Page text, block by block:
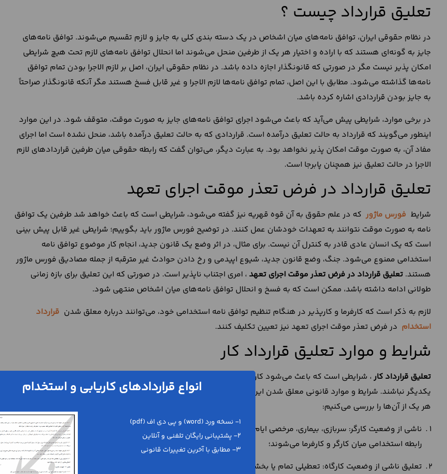
تعلیق قرارداد چیست ؟
در نظام حقوقی ایران، توافق نامه‌های میان اشخاص در یک دسته بندی کلی به جایز و لازم تقسیم می‌شوند. توافق نامه‌های
جایز به گونه‌ای هستند که با اراده و اختیار هر یک از طرفین منحل می‌شوند اما انحلال توافق نامه‌های لازم تحت هیچ شرایطی
امکان پذیر نیست مگر در صورتی که قانونگذار اجازه داده باشد. در نظام حقوقی ایران، اصل بر لازم الاجرا بودن تمام توافق
نامه‌ها گذاشته می‌شود. مطابق با این اصل، تمام توافق نامه‌ها لازم الاجرا و غیر قابل فسخ هستند مگر آنکه قانونگذار صراحتاً
به جایز بودن قراردادی اشاره کرده باشد.
در برخی موارد، شرایطی پیش می‌آید که باعث می‌شود اجرای توافق نامه‌های جایز به صورت موقت، متوقف شود. در این موارد
اینطور می‌گویند که قرارداد به حالت تعلیق درآمده است. قراردادی که به حالت تعلیق درآمده باشد، منحل نشده است اما اجرای
مفاد آن، به صورت موقت امکان پذیر نخواهد بود. به عبارت دیگر، می‌توان گفت که رابطه حقوقی میان طرفین قراردادهای لازم
الاجرا در حالت تعلیق نیز همچنان پابرجا است.
تعلیق قرارداد در فرض تعذر موقت اجرای تعهد
شرایط فورس ماژور که در علم حقوق به آن قوه قهریه نیز گفته می‌شود، شرایطی است که باعث خواهد شد طرفین یک توافق
نامه به صورت موقت نتوانند به تعهدات خودشان عمل کنند. در توضیح فورس ماژور باید بگوییم؛ شرایطی غیر قابل پیش بینی
است که یک انسان عادی قادر به کنترل آن نیست. برای مثال، در اثر وضع یک قانون جدید، انجام کار موضوع توافق نامه
استخدامی ممنوع می‌شود. جنگ، وضع قانون جدید، شیوع اپیدمی و رخ دادن حوادث غیر مترقبه از جمله مصادیق فورس ماژور
هستند. تعلیق قرارداد در فرض تعذر موقت اجرای تعهد ، امری اجتناب ناپذیر است. در صورتی که این تعلیق برای بازه زمانی
طولانی ادامه داشته باشد، ممکن است که به فسخ و انحلال توافق نامه‌های میان اشخاص منتهی شود.
لازم به ذکر است که کارفرما و کارپذیر در هنگام تنظیم توافق نامه استخدامی خود، می‌توانند درباره معلق شدن قرارداد
استخدام در فرض تعذر موقت اجرای تعهد نیز تعیین تکلیف کنند.
شرایط و موارد تعلیق قرارداد کار
تعلیق قرارداد کار ، شرایطی است که باعث می‌شود کارگر و کارفرما به صورت موقت قادر به ایفاء تعهدات و تکالیف خود در برابر
یکدیگر نباشند. شرایط و موارد قانونی معلق شدن این توافق نامه می‌تواند ناشی از عوامل قانونی مختلفی باشد که در ادامه،
هر یک از آن‌ها را بررسی می‌کنیم:
ناشی از وضعیت کارگر: سربازی، بیماری، مرخصی ایام بارداری و زایمان و توقیف کارگر از جمله مواری هستند که باعث تعلیق
رابطه استخدامی میان کارگر و کارفرما می‌شوند؛
تعلیق ناشی از وضعیت کارگاه: تعطیلی تمام یا بخشی از کارگاه در اثر قوه قهریه و بیماری یا براساس گزارش بازرس کار، از دیگر
انواع قراردادهای کاریابی و استخدام
1- نسخه ورد (word) و پی دی اف (pdf)
2- پشتیبانی رایگان تلفنی و آنلاین
3- مطابق با آخرین تغییرات قانونی